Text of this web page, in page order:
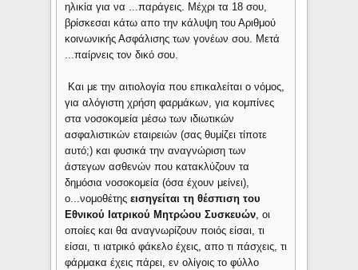
ηλικία για να ...παράγεις. Μέχρι τα 18 σου,
βρίσκεσαι κάτω απο την κάλυψη του Αριθμού
κοινωνικής Ασφάλισης των γονέων σου. Μετά
...παίρνεις τον δικό σου.
Και με την αιτιολογία που επικαλείται ο νόμος,
για αλόγιστη χρήση φαρμάκων, για κομπίνες
στα νοσοκομεία μέσω των ιδιωτικών
ασφαλιστικών εταιρειών (σας θυμίζει τίποτε
αυτό;) και φυσικά την αναγνώριση των
άστεγων ασθενών που κατακλύζουν τα
δημόσια νοσοκομεία (όσα έχουν μείνει),
ο...νομοθέτηςεισηγείται τη θέσπιση του
Εθνικού Ιατρικού Μητρώου Συσκευών, οι
οποίες και θα αναγνωρίζουν ποιός είσαι, τι
είσαι, τι ιατρικό φάκελο έχεις, απο τι πάσχεις, τι
φάρμακα έχεις πάρει, εν ολίγοις το φύλλο